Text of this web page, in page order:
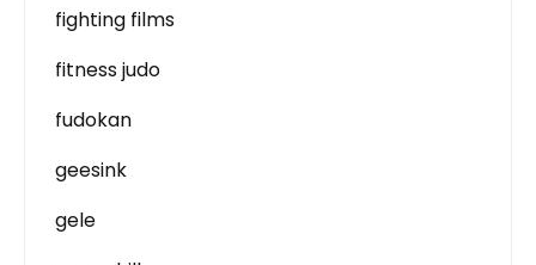
fighting films
fitness judo
fudokan
geesink
gele